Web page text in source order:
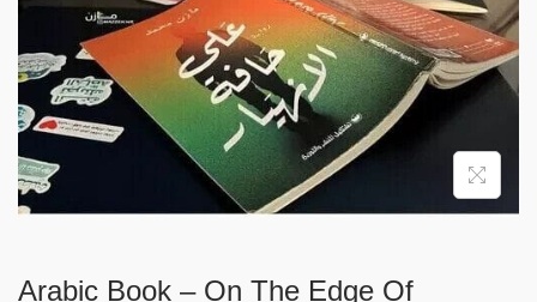
o
n
Arabic Book – On The Edge Of